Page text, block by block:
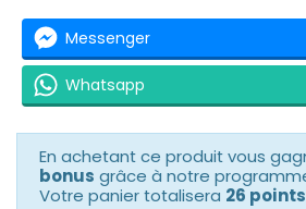
Messenger
Whatsapp
En achetant ce produit vous
bonus grâce à notre
Votre panier totalisera 26